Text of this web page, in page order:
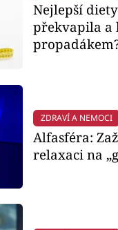
Nejlepší
překvapila a
ZDRAVÍ A NEMOCI
Alfasféra:
relaxaci na